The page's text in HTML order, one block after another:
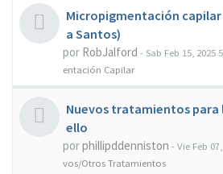
Micropigmentación capilar
a Santos)
por RobJalford - Sab Feb 15, 2025
entación Capilar
Nuevos tratamientos para
ello
porphillipddenniston -Vie Feb
vos/Otros Tratamientos